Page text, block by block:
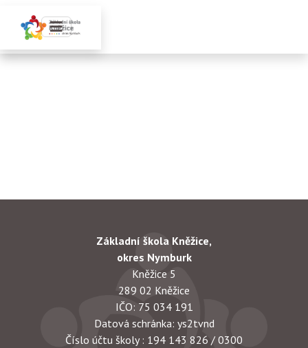
Základní škola Kněžice,
okres Nymburk
Kněžice 5
289 02 Kněžice
IČO: 75 034 191
Datová schránka: ys2tvnd
Číslo účtu školy : 194 143 826 / 0300